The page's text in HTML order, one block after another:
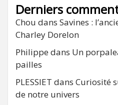
Derniers
Chou dans Savines :
Charley Dorelon
Philippe dans Un
pailles
PLESSIET dans Curiosité
de notre univers